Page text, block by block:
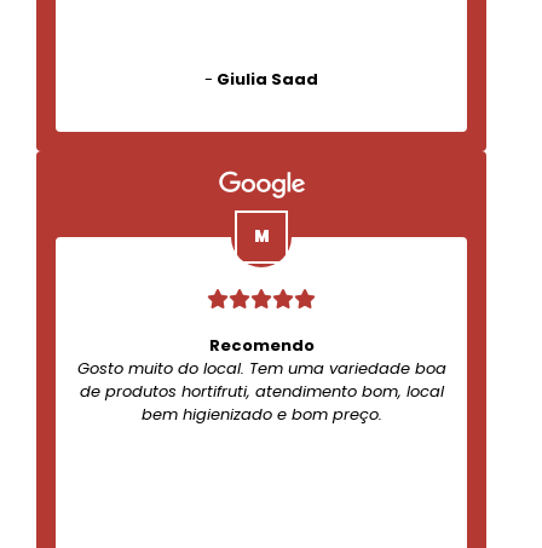
- Giulia Saad
Recomendo
Gosto muito do local. Tem uma variedade boa
de produtos hortifruti, atendimento bom, local
bem higienizado e bom preço.